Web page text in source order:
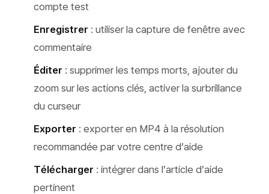
compte test
Enregistrer : utiliser la capture de fenêtre avec
commentaire
Éditer : supprimer les temps morts, ajouter du
zoom sur les actions clés, activer la surbrillance
du curseur
Exporter : exporter en MP4 à la résolution
recommandée par votre centre d’aide
Télécharger : intégrer dans l’article d’aide
pertinent